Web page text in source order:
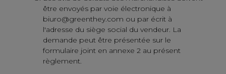
être envoyés par voie électronique à
biuro@greenthey.com ou par écrit à
l'adresse du siège social du vendeur. La
demande peut être présentée sur le
formulaire joint en annexe 2 au présent
règlement.